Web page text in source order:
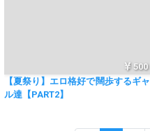
500
【夏祭り】エロ格好で闊歩するギャ
ル達【PART2】